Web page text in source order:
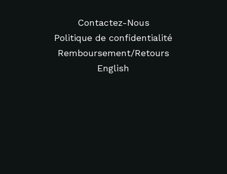
Contactez-Nous
Politique de confidentialité
Remboursement/Retours
English